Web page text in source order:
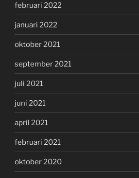
februari 2022
januari 2022
oktober 2021
september 2021
juli 2021
juni 2021
april 2021
februari 2021
oktober 2020